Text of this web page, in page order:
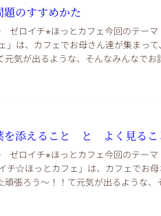
のすすめかた
ゼロイチ⭐︎ほっとカフェ今回のテー
は、カフェでお母さん達が集まっ
気が出るような、そんなみんなでお
を添えること と よく見るこ
ゼロイチ⭐︎ほっとカフェ今回のテー
☆ほっとカフェ」は、カフェでお母
張ろう～！！て元気が出るような、